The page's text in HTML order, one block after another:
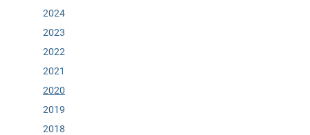
2024
2023
2022
2021
2020
2019
2018